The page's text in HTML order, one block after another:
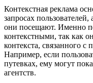
Контекстная реклама
запросах
они посещают. Именно
контекстными, так как
контекста, связанного с
Например, если
путевках, ему могут
агентств.